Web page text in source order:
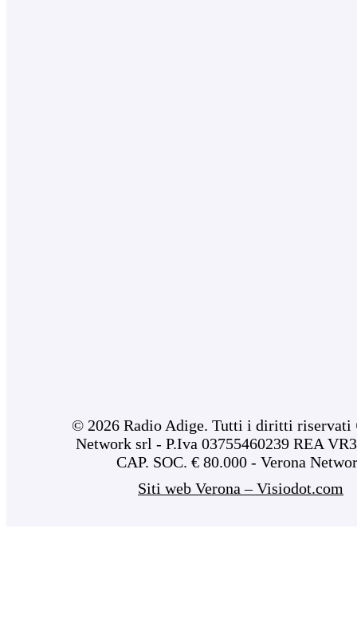
© 2026 Radio Adige. Tutti i diritti riservati
Network srl - P.Iva 03755460239 REA
CAP. SOC. € 80.000 - Verona
Siti web Verona – Visiodot.com